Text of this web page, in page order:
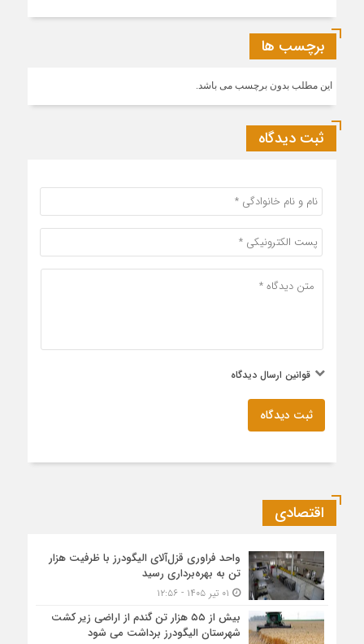
برچسب ها
این مطلب بدون برچسب می باشد.
ثبت دیدگاه
قوانین ارسال دیدگاه
ثبت دیدگاه
اقتصادی
واحد فراوری قزل‌آلای الیگودرز با ظرفیت هزار
تن به بهره‌برداری رسید
بیش از ۵۵ هزار تن گندم از اراضی زیر کشت
شهرستان الیگودرز برداشت می شود